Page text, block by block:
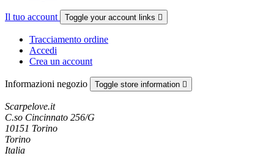
Il tuo account Toggle your account links 
Tracciamento ordine
Accedi
Crea un account
Informazioni negozio Toggle store information 
Scarpelove.it
C.so Cincinnato 256/G
10151 Torino
Torino
Italia